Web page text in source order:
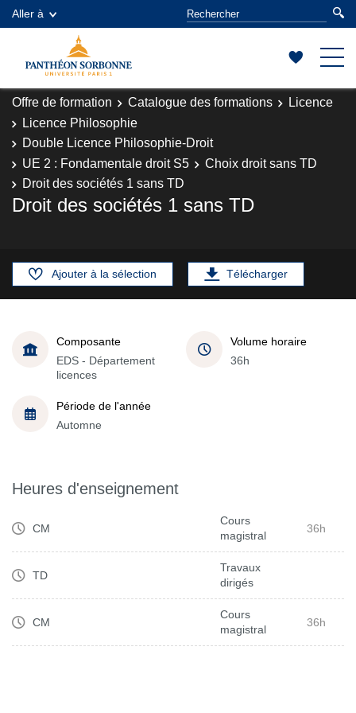
Aller à
Offre de formation Catalogue des formations
Licence
Licence Philosophie
Double Licence Philosophie-Droit
UE 2 : Fondamentale droit S5
Choix droit sans TD
Droit des sociétés 1 sans TD
Droit des sociétés 1 sans TD
Ajouter à la sélection Télécharger
Composante
EDS - Département
licences
Volume horaire
36h
Période de l'année
Automne
Heures d'enseignement
CM
Cours
magistral
36h
TD
Travaux
dirigés
CM
Cours
magistral
36h